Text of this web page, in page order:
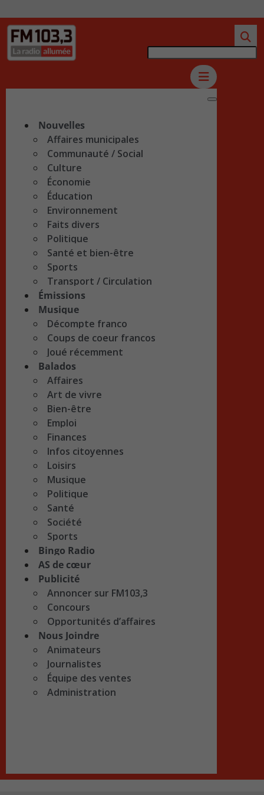
Nouvelles
Affaires municipales
Communauté / Social
Culture
Économie
Éducation
Environnement
Faits divers
Politique
Santé et bien-être
Sports
Transport / Circulation
Émissions
Musique
Décompte franco
Coups de coeur francos
Joué récemment
Balados
Affaires
Art de vivre
Bien-être
Emploi
Finances
Infos citoyennes
Loisirs
Musique
Politique
Santé
Société
Sports
Bingo Radio
AS de cœur
Publicité
Annoncer sur FM103,3
Concours
Opportunités d’affaires
Nous Joindre
Animateurs
Journalistes
Équipe des ventes
Administration